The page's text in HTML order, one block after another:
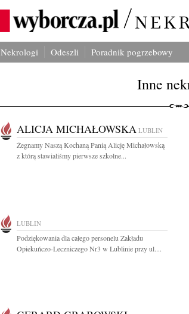
Nekrologi Odeszli Poradnik pogrzebowy
Inne
ALICJA MICHAŁOWSKA LUBLIN
Żegnamy Naszą Kochaną Panią Alicję Michałowską
z którą stawialiśmy pierwsze szkolne...
LUBLIN
Podziękowania dla całego personelu Zakładu
Opiekuńczo-Leczniczego Nr3 w Lublinie przy ul....